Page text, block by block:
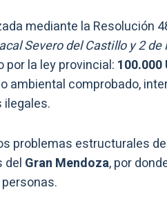
mediante la Resolución
Severo del Castillo y 2 de
la ley provincial:
ambiental comprobado,
ilegales.
problemas estructurales
del Gran Mendoza, por